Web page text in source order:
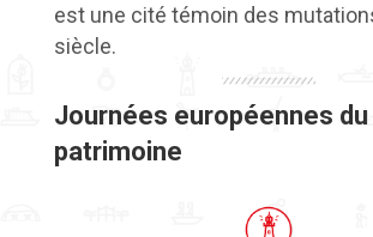
est une cité témoin des
siècle.
Journées européennes du
patrimoine